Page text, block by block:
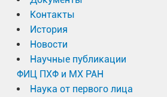
Контакты
История
Новости
Научные публикации
ФИЦ ПХФ и МХ РАН
Наука от первого лица